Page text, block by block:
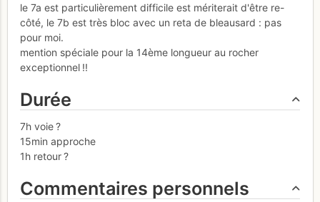
le 7a est particulièrement difficile est mériterait d'être re-
côté, le 7b est très bloc avec un reta de bleausard : pas
pour moi.
mention spéciale pour la 14ème longueur au rocher
exceptionnel !!
Durée
7h voie ?
15min approche
1h retour ?
Commentaires personnels